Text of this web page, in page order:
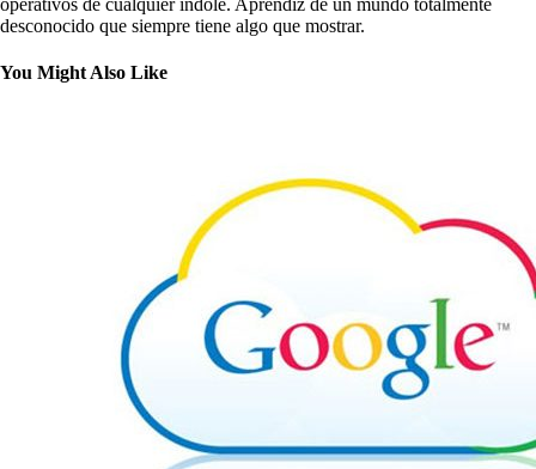
desconocido que siempre tiene algo que mostrar.
You Might Also Like